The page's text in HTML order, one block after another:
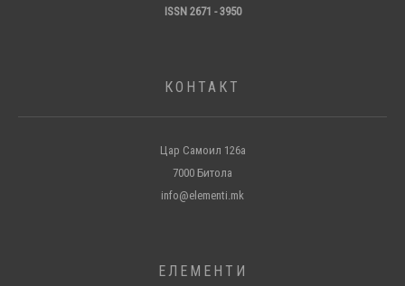
ISSN 2671 - 3950
КОНТАКТ
Цар Самоил 126а
7000 Битола
info@elementi.mk
ЕЛЕМЕНТИ